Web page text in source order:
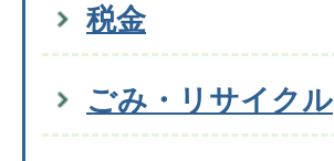
税金
ごみ・リサイクル